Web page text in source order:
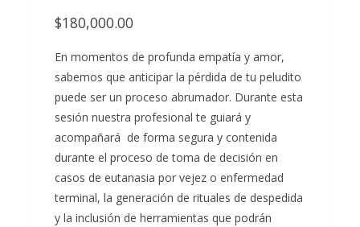
$180,000.00
En momentos de profunda empatía y amor,
sabemos que anticipar la pérdida de tu peludito
puede ser un proceso abrumador. Durante esta
sesión nuestra profesional te guiará y
acompañará de forma segura y contenida
durante el proceso de toma de decisión en
casos de eutanasia por vejez o enfermedad
terminal, la generación de rituales de despedida
y la inclusión de herramientas que podrán